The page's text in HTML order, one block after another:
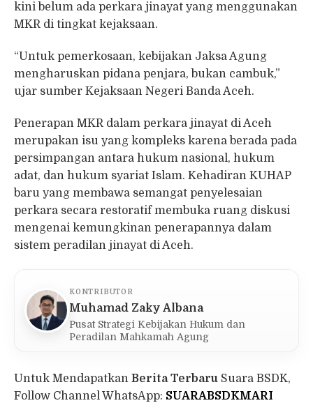
kini belum ada perkara jinayat yang menggunakan
MKR di tingkat kejaksaan.
“Untuk pemerkosaan, kebijakan Jaksa Agung
mengharuskan pidana penjara, bukan cambuk,”
ujar sumber Kejaksaan Negeri Banda Aceh.
Penerapan MKR dalam perkara jinayat di Aceh
merupakan isu yang kompleks karena berada pada
persimpangan antara hukum nasional, hukum
adat, dan hukum syariat Islam. Kehadiran KUHAP
baru yang membawa semangat penyelesaian
perkara secara restoratif membuka ruang diskusi
mengenai kemungkinan penerapannya dalam
sistem peradilan jinayat di Aceh.
KONTRIBUTOR
Muhamad Zaky Albana
Pusat Strategi Kebijakan Hukum dan
Peradilan Mahkamah Agung
Untuk Mendapatkan Berita Terbaru Suara BSDK,
Follow Channel WhatsApp: SUARABSDKMARI